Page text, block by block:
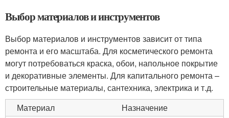
Выбор материалов и инструментов
Выбор материалов и инструментов зависит от типа
ремонта и его масштаба. Для косметического ремонта
могут потребоваться краска, обои, напольное покрытие
и декоративные элементы. Для капитального ремонта –
строительные материалы, сантехника, электрика и т.д.
Материал
Назначение